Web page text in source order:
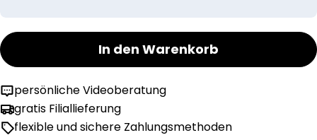
In den Warenkorb
persönliche Videoberatung
gratis Filiallieferung
flexible und sichere Zahlungsmethoden